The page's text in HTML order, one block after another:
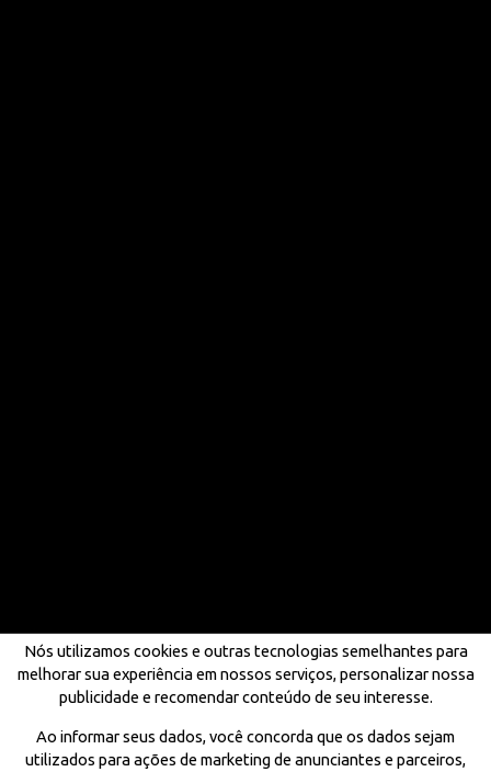
Nós utilizamos cookies e outras tecnologias semelhantes para
melhorar sua experiência em nossos serviços, personalizar nossa
publicidade e recomendar conteúdo de seu interesse.
Ao informar seus dados, você concorda que os dados sejam
utilizados para ações de marketing de anunciantes e parceiros,